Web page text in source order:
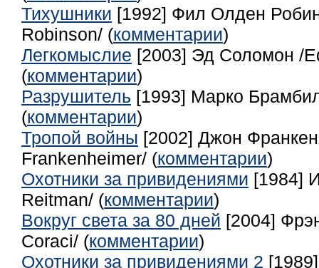
Тихушники [1992] Фил Олден
Robinson/ (комментарии)
Легкомыслие [2003] Эд Соломон /
(комментарии)
Разрушитель [1993] Марко
(комментарии)
Тропой войны [2002] Джон
Frankenheimer/ (комментарии)
Охотники за привидениями [1984]
Reitman/ (комментарии)
Вокруг света за 80 дней [2004]
Coraci/ (комментарии)
Охотники за привидениями 2